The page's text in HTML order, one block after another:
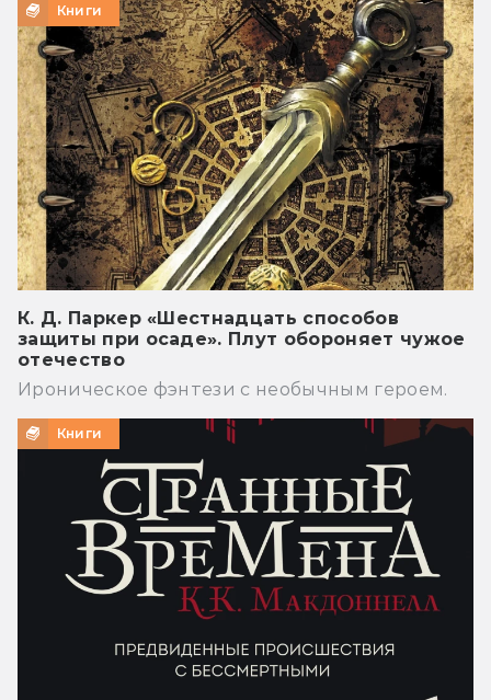
Книги
К. Д. Паркер «Шестнадцать способов
защиты при осаде». Плут обороняет чужое
отечество
Ироническое фэнтези с необычным героем.
Книги